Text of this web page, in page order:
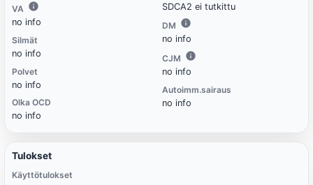
VA
no info
Silmät
no info
Polvet
no info
Olka OCD
no info
SDCA2 ei tutkittu
DM
no info
CJM
no info
Autoimm.sairaus
no info
Tulokset
Käyttötulokset